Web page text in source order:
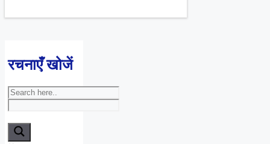
रचनाएँ खोजें